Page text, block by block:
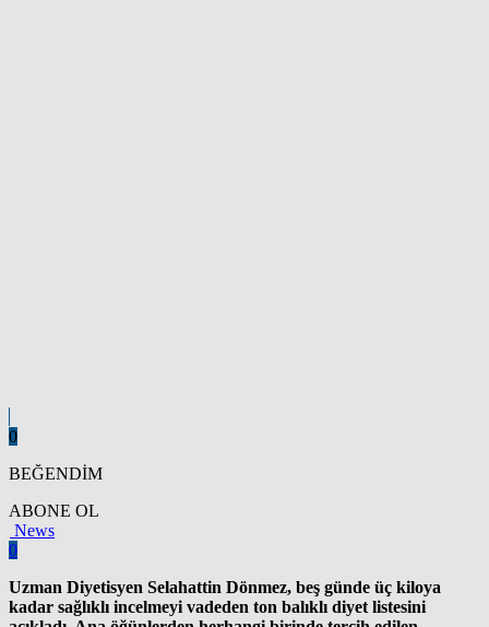
0
BEĞENDİM
ABONE OL
News
0
Uzman Diyetisyen Selahattin Dönmez, beş günde üç kiloya
kadar sağlıklı incelmeyi vadeden ton balıklı diyet listesini